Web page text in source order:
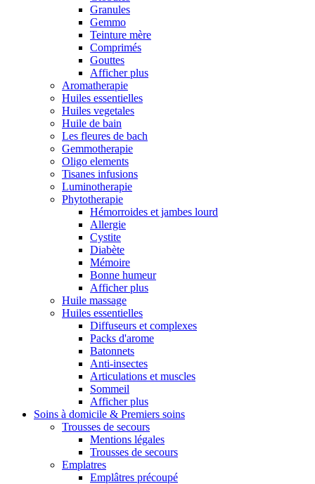
Granules
Gemmo
Teinture mère
Comprimés
Gouttes
Afficher plus
Aromatherapie
Huiles essentielles
Huiles vegetales
Huile de bain
Les fleures de bach
Gemmotherapie
Oligo elements
Tisanes infusions
Luminotherapie
Phytotherapie
Hémorroides et jambes lourd
Allergie
Cystite
Diabète
Mémoire
Bonne humeur
Afficher plus
Huile massage
Huiles essentielles
Diffuseurs et complexes
Packs d'arome
Batonnets
Anti-insectes
Articulations et muscles
Sommeil
Afficher plus
Soins à domicile & Premiers soins
Trousses de secours
Mentions légales
Trousses de secours
Emplatres
Emplâtres précoupé